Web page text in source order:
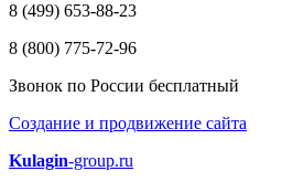
8 (499) 653-88-23
8 (800) 775-72-96
Звонок по России бесплатный
Создание и продвижение сайта
Kulagin-group.ru